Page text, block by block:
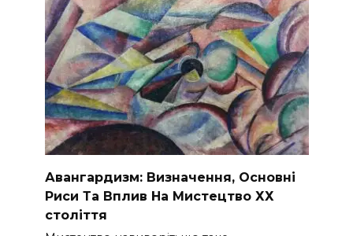
Авангардизм: Визначення, Основні
Риси Та Вплив На Мистецтво ХХ
століття